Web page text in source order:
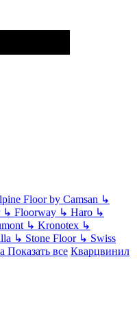
Floor by Camsan ↳
↳ Floorway ↳ Haro ↳
↳ Kronotex ↳
↳ Stone Floor ↳ Swiss
Показать все Кварцвинил